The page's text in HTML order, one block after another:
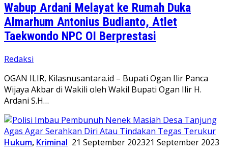
Wabup Ardani Melayat ke Rumah Duka
Almarhum Antonius Budianto, Atlet
Taekwondo NPC OI Berprestasi
Redaksi
OGAN ILIR, Kilasnusantara.id – Bupati Ogan Ilir Panca
Wijaya Akbar di Wakili oleh Wakil Bupati Ogan Ilir H.
Ardani S.H…
Hukum, Kriminal 21 September 202321 September 2023